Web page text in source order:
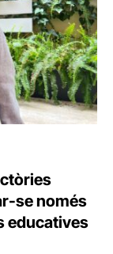
se només
educatives